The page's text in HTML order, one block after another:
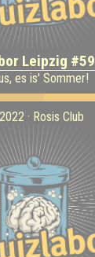
Leipzig #59
es is' Sommer!
· Rosis Club